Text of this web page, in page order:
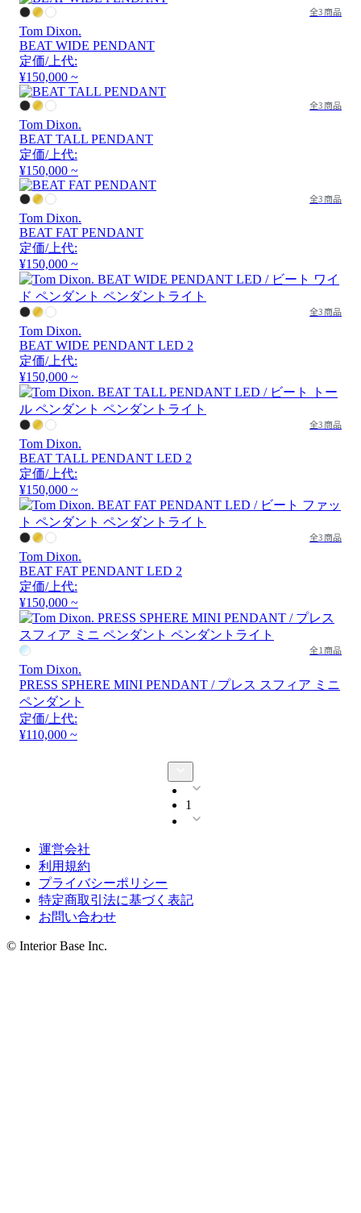
全3商品
Tom Dixon.
BEAT WIDE PENDANT
定価/上代:
¥150,000 ~
全3商品
Tom Dixon.
BEAT TALL PENDANT
定価/上代:
¥150,000 ~
全3商品
Tom Dixon.
BEAT FAT PENDANT
定価/上代:
¥150,000 ~
全3商品
Tom Dixon.
BEAT WIDE PENDANT LED 2
定価/上代:
¥150,000 ~
全3商品
Tom Dixon.
BEAT TALL PENDANT LED 2
定価/上代:
¥150,000 ~
全3商品
Tom Dixon.
BEAT FAT PENDANT LED 2
定価/上代:
¥150,000 ~
全1商品
Tom Dixon.
PRESS SPHERE MINI PENDANT / プレス スフィア ミニ
ペンダント
定価/上代:
¥110,000 ~
1
運営会社
利用規約
プライバシーポリシー
特定商取引法に基づく表記
お問い合わせ
© Interior Base Inc.